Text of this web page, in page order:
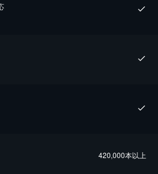
420,000本以上